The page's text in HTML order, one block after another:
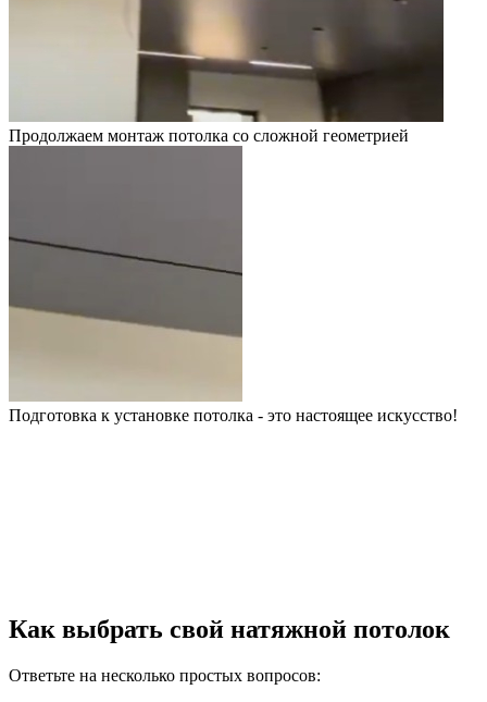
Продолжаем монтаж потолка со сложной геометрией
Подготовка к установке потолка - это настоящее искусство!
Как выбрать свой натяжной потолок
Ответьте на несколько простых вопросов: